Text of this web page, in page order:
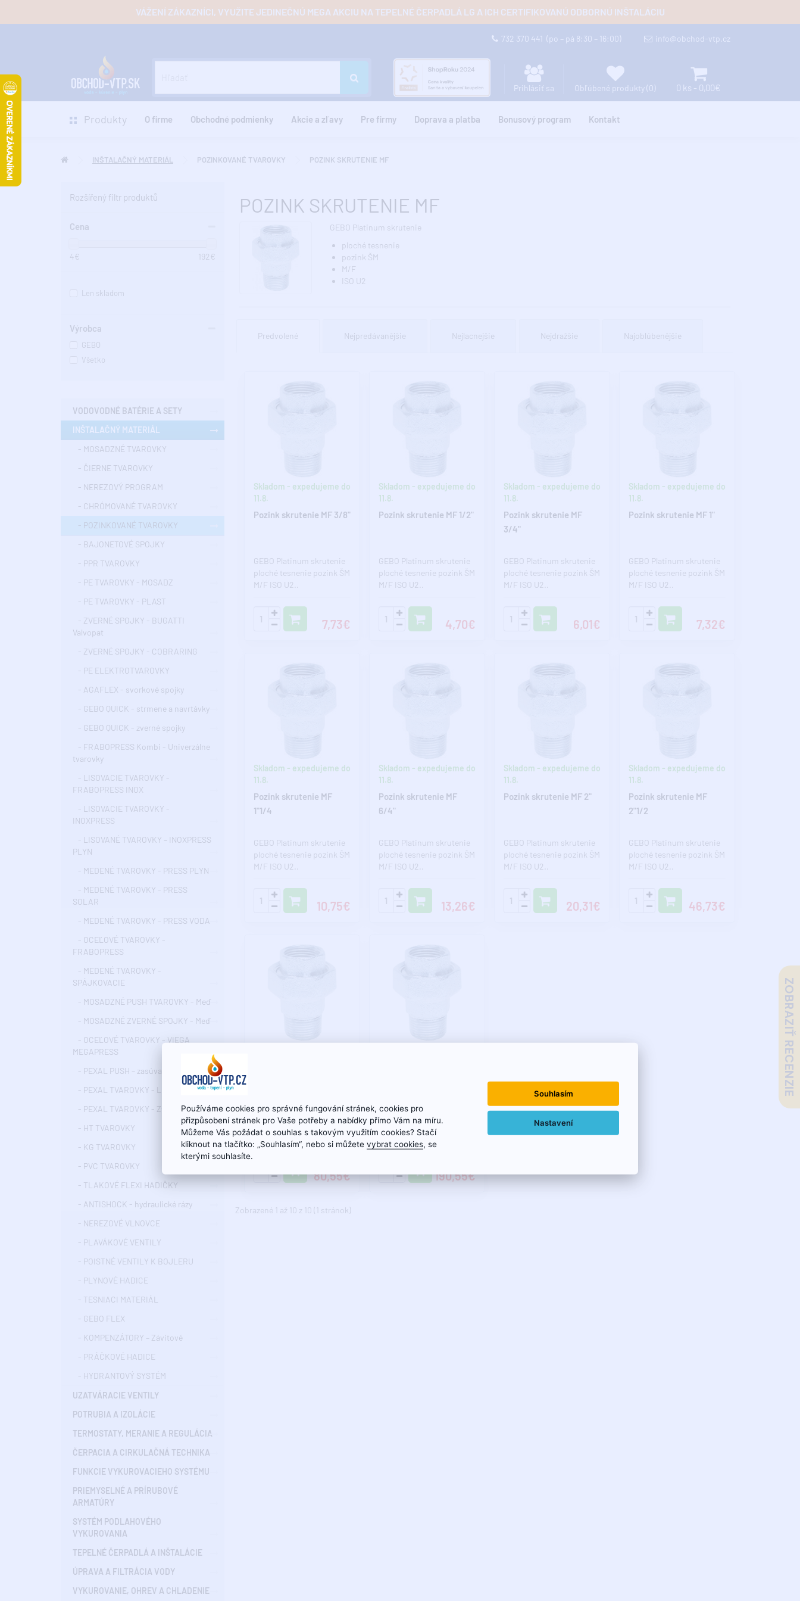
ZOBRAZIŤ RECENZIE
VÁŽENÍ ZÁKAZNÍCI, VYUŽITE JEDINEČNÚ MEGA AKCIU NA TEPELNÉ ČERPADLÁ LG A ICH CERTIFIKOVANÚ ODBORNÚ INŠTALÁCIU
Prihlásiť sa Obľúbené produkty (0) 0 ks - 0,00€
732 370 441 (po – pá 8:30 – 16:00) info@obchod-vtp.cz
Produkty O firme Obchodné podmienky Akcie a zľavy Pre firmy Doprava a platba Bonusový program Kontakt
INŠTALAČNÝ MATERIÁL POZINKOVANÉ TVAROVKY POZINK SKRUTENIE MF
Rozšířený filtr produktů
Cena
4€ 192€
Len skladom
Výrobca
GEBO
Všetko
VODOVODNÉ BATÉRIE A SETY
INŠTALAČNÝ MATERIÁL
- MOSADZNÉ TVAROVKY
- ČIERNE TVAROVKY
- NEREZOVÝ PROGRAM
- CHRÓMOVANÉ TVAROVKY
- POZINKOVANÉ TVAROVKY
- BAJONETOVÉ SPOJKY
- PPR TVAROVKY
- PE TVAROVKY - MOSADZ
- PE TVAROVKY - PLAST
- ZVERNÉ SPOJKY - BUGATTI
Valvopat
- ZVERNÉ SPOJKY - COBRARING
- PE ELEKTROTVAROVKY
- AGAFLEX - svorkové spojky
- GEBO QUICK - strmene a navrtávky
- GEBO QUICK - zverné spojky
- FRABOPRESS Kombi - Univerzálne
tvarovky
- LISOVACIE TVAROVKY -
FRABOPRESS INOX
- LISOVACIE TVAROVKY -
INOXPRESS
- LISOVANÉ TVAROVKY – INOXPRESS
PLYN
- MEDENÉ TVAROVKY - PRESS PLYN
- MEDENÉ TVAROVKY - PRESS
SOLAR
- MEDENÉ TVAROVKY - PRESS VODA
- OCEĽOVÉ TVAROVKY -
FRABOPRESS
- MEDENÉ TVAROVKY -
SPÁJKOVACIE
- MOSADZNÉ PUSH TVAROVKY - Meď
- MOSADZNÉ ZVERNÉ SPOJKY - Meď
- OCEĽOVÉ TVAROVKY - VIEGA
MEGAPRESS
- PEXAL PUSH – zasúvacie tvarovky
- PEXAL TVAROVKY - Lisovacie
- PEXAL TVAROVKY - Zverné
- HT TVAROVKY
- KG TVAROVKY
- PVC TVAROVKY
- TLAKOVÉ FLEXI HADIČKY
- ANTISHOCK - hydraulické rázy
- NEREZOVÉ VLNOVCE
- PLAVÁKOVÉ VENTILY
- POISTNÉ VENTILY K BOJLERU
- PLYNOVÉ HADICE
- TESNIACI MATERIÁL
- GEBO FLEX
- KOMPENZÁTORY – Závitové
- PRÁČKOVÉ HADICE
- HYDRANTOVÝ SYSTÉM
UZATVÁRACIE VENTILY
POTRUBIA A IZOLÁCIE
TERMOSTATY, MERANIE A REGULÁCIA
ČERPACIA A CIRKULAČNÁ TECHNIKA
FUNKCIE VYKUROVACIEHO SYSTÉMU
PRIEMYSELNÉ A PRÍRUBOVÉ
ARMATÚRY
SYSTÉM PODLAHOVÉHO
VYKUROVANIA
TEPELNÉ ČERPADLÁ A INŠTALÁCIE
ÚPRAVA A FILTRÁCIA VODY
VYKUROVANIE, OHREV A CHLADENIE
POZINK SKRUTENIE MF
GEBO Platinum skrutenie
ploché tesnenie
pozink ŠM
M/F
ISO U2
Predvolené Nejpredávanějšie Nejlacnejšie Nejdražšie Najoblúbenějšie
Skladom - expedujeme do
11.8.
Pozink skrutenie MF 3/8"
GEBO Platinum skrutenie
ploché tesnenie pozink ŠM
M/F ISO U2..
7,73€
Skladom - expedujeme do
11.8.
Pozink skrutenie MF 1/2"
GEBO Platinum skrutenie
ploché tesnenie pozink ŠM
M/F ISO U2..
4,70€
Skladom - expedujeme do
11.8.
Pozink skrutenie MF
3/4"
GEBO Platinum skrutenie
ploché tesnenie pozink ŠM
M/F ISO U2..
6,01€
Skladom - expedujeme do
11.8.
Pozink skrutenie MF 1"
GEBO Platinum skrutenie
ploché tesnenie pozink ŠM
M/F ISO U2..
7,32€
Skladom - expedujeme do
11.8.
Pozink skrutenie MF
1"1/4
GEBO Platinum skrutenie
ploché tesnenie pozink ŠM
M/F ISO U2..
10,75€
Skladom - expedujeme do
11.8.
Pozink skrutenie MF
6/4"
GEBO Platinum skrutenie
ploché tesnenie pozink ŠM
M/F ISO U2..
13,26€
Skladom - expedujeme do
11.8.
Pozink skrutenie MF 2"
GEBO Platinum skrutenie
ploché tesnenie pozink ŠM
M/F ISO U2..
20,31€
Skladom - expedujeme do
11.8.
Pozink skrutenie MF
2"1/2
GEBO Platinum skrutenie
ploché tesnenie pozink ŠM
M/F ISO U2..
46,73€
GEBO Platinum skrutenie
ploché tesnenie pozink ŠM
M/F ISO U2..
80,55€
GEBO Platinum skrutenie
ploché tesnenie pozink ŠM
M/F ISO U2..
190,55€
Zobrazené 1 až 10 z 10 (1 stránok)
Používáme cookies pro správné fungování stránek, cookies pro
přizpůsobení stránek pro Vaše potřeby a nabídky přímo Vám na míru.
Můžeme Vás požádat o souhlas s takovým využitím cookies? Stačí
kliknout na tlačítko: „Souhlasím“, nebo si můžete vybrat cookies, se
kterými souhlasíte.
Souhlasím
Nastavení